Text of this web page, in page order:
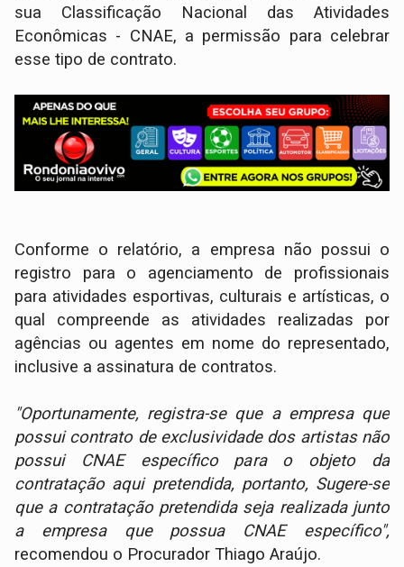
sua Classificação Nacional das Atividades
Econômicas - CNAE, a permissão para celebrar
esse tipo de contrato.
Conforme o relatório, a empresa não possui o
registro para o agenciamento de profissionais
para atividades esportivas, culturais e artísticas, o
qual compreende as atividades realizadas por
agências ou agentes em nome do representado,
inclusive a assinatura de contratos.
"Oportunamente, registra-se que a empresa que
possui contrato de exclusividade dos artistas não
possui CNAE específico para o objeto da
contratação aqui pretendida, portanto, Sugere-se
que a contratação pretendida seja realizada junto
a empresa que possua CNAE específico",
recomendou o Procurador Thiago Araújo.